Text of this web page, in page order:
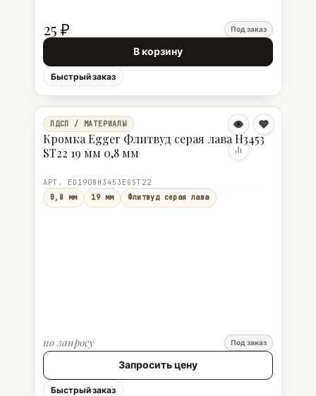
25 ₽ Под заказ
В корзину
Быстрый заказ
ЛДСП / МАТЕРИАЛЫ
Кромка Egger Флитвуд серая лава H3453
ST22 19 мм 0,8 мм
АРТ. ED1908H3453EGST22
0,8 мм
19 мм Флитвуд серая лава
по запросу Под заказ
Запросить цену
Быстрый заказ